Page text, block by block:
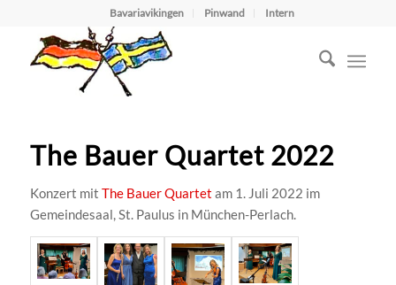
Bavariavikingen Pinwand Intern
The Bauer Quartet 2022
Konzert mit The Bauer Quartet am 1. Juli 2022 im
Gemeindesaal, St. Paulus in München-Perlach.